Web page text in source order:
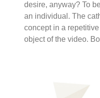
desire, anyway? To
an individual. The
concept in a
object of the video.